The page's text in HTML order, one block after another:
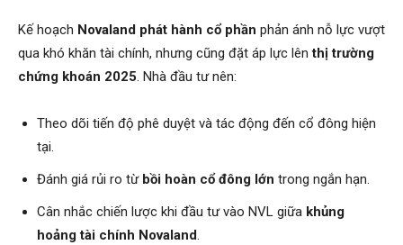
Kế hoạch Novaland phát hành cổ phần phản ánh nỗ lực vượt
qua khó khăn tài chính, nhưng cũng đặt áp lực lênthị trường
chứng khoán 2025. Nhà đầu tư nên:
Theo dõi tiến độ phê duyệt và tác động đến cổ đông hiện
tại.
Đánh giá rủi ro từ bồi hoàn cổ đông lớn trong ngắn hạn.
Cân nhắc chiến lược khi đầu tư vào NVL giữa khủng
hoảng tài chính Novaland.